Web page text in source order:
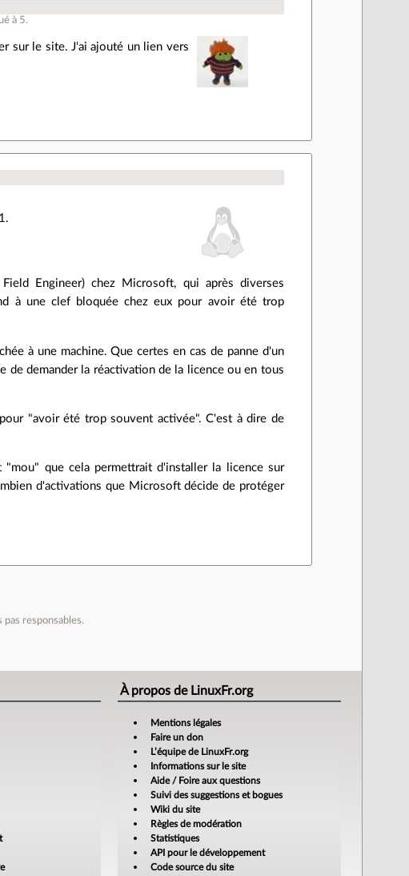
à 5.
sur le site. J'ai ajouté un lien vers
Engineer) chez Microsoft, qui après diverses
à une clef bloquée chez eux pour avoir été trop
à une machine. Que certes en cas de panne d'un
de demander la réactivation de la licence ou en tous
"avoir été trop souvent activée". C'est à dire de
que cela permettrait d'installer la licence sur
d'activations que Microsoft décide de protéger
responsables.
À propos de LinuxFr.org
Mentions légales
Faire un don
L’équipe de LinuxFr.org
Informations sur le site
Aide / Foire aux questions
Suivi des suggestions et bogues
Wiki du site
Règles de modération
Statistiques
API pour le développement
Code source du site